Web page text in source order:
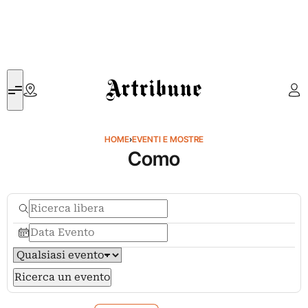
Artribune
HOME›EVENTI E MOSTRE
Como
Ricerca un evento